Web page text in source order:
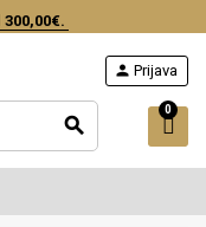
300,00€.
search
person Prijava
0